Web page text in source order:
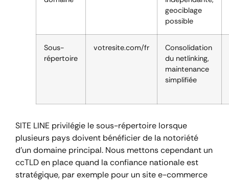
geociblage
possible
Sous-
répertoire
votresite.com/fr
Consolidation
du netlinking,
maintenance
simplifiée
SITE LINE privilégie le sous-répertoire lorsque
plusieurs pays doivent bénéficier de la notoriété
d’un domaine principal. Nous mettons cependant un
ccTLD en place quand la confiance nationale est
stratégique, par exemple pour un site e-commerce